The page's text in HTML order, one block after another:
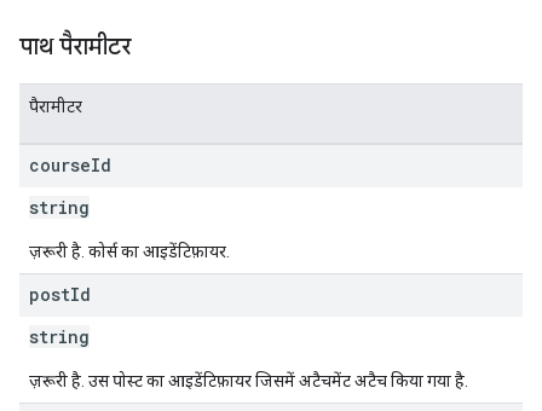
पाथ पैरामीटर
पैरामीटर
courseId
string
ज़रूरी है. कोर्स का आइडेंटिफ़ायर.
postId
string
ज़रूरी है. उस पोस्ट का आइडेंटिफ़ायर जिसमें अटैचमेंट अटैच किया गया है.